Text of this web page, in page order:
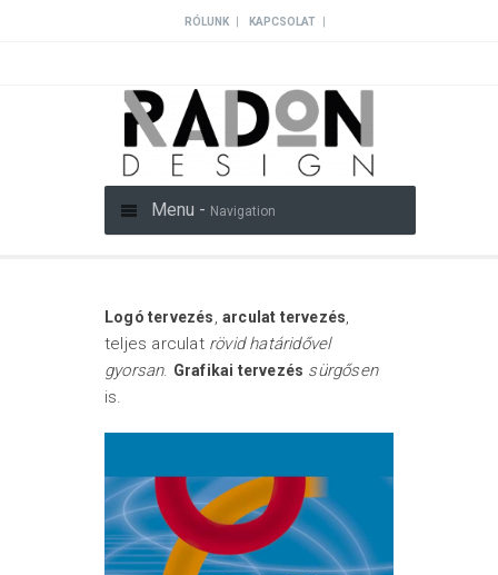
RÓLUNK | KAPCSOLAT |
Menu - Navigation
Logó tervezés,arculat tervezés,
teljes arculat rövid határidővel
gyorsan. Grafikai tervezés sürgősen
is.